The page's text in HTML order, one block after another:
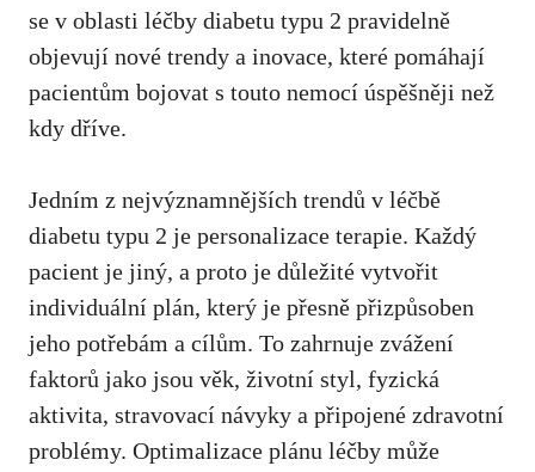
se v oblasti léčby​ diabetu typu 2 pravidelně
objevují nové trendy a inovace, které pomáhají
pacientům bojovat s touto nemocí úspěšněji než
kdy dříve.
Jedním z nejvýznamnějších trendů v léčbě⁢
diabetu typu 2 je personalizace terapie. Každý
pacient je jiný, a⁢ proto je důležité vytvořit
individuální ⁣plán, který je přesně přizpůsoben
jeho potřebám a cílům. ⁤To zahrnuje zvážení
faktorů ‌jako jsou věk, životní styl, fyzická
aktivita, stravovací návyky a připojené zdravotní
​problémy. Optimalizace plánu léčby může